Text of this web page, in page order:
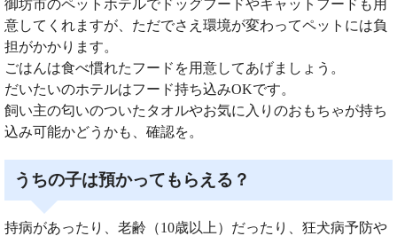
御坊市のペットホテルでドッグフードやキャットフードも用
意してくれますが、ただでさえ環境が変わってペットには負
担がかかります。
ごはんは食べ慣れたフードを用意してあげましょう。
だいたいのホテルはフード持ち込みOKです。
飼い主の匂いのついたタオルやお気に入りのおもちゃが持ち
込み可能かどうかも、確認を。
うちの子は預かってもらえる？
持病があったり、老齢（10歳以上）だったり、狂犬病予防や